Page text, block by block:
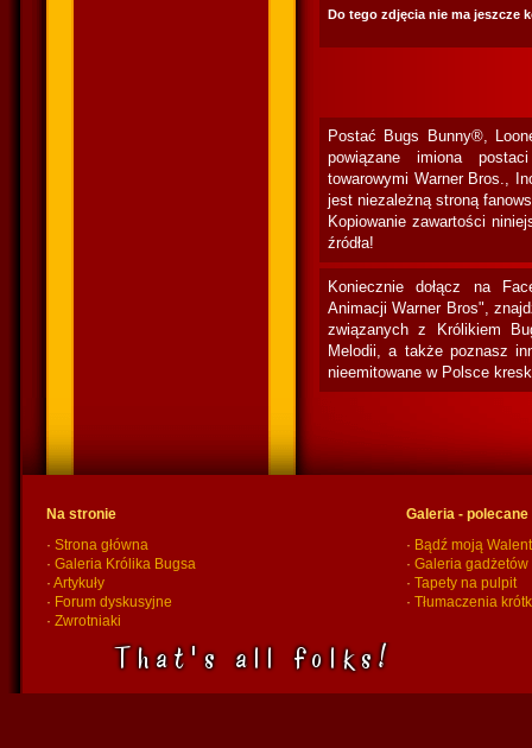
Do tego zdjęcia nie ma jeszcze
Postać Bugs Bunny®,
powiązane imiona
towarowymi Warner Bros.,
jest niezależną stroną
Kopiowanie zawartości
źródła!
Koniecznie dołącz na
Animacji Warner Bros",
związanych z Królikiem
Melodii, a także poznasz
nieemitowane w Polsce
Na stronie
· Strona główna
· Galeria Królika Bugsa
· Artykuły
· Forum dyskusyjne
· Zwrotniaki
Galeria -
· Bądź moją
·Galeria
·Tapety na pulpit
·Tłumaczenia